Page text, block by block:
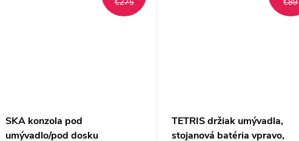
€275
SKA konzola pod
umývadlo/pod dosku
€89
TETRIS držiak umývadla,
stojanová batéria vpravo,